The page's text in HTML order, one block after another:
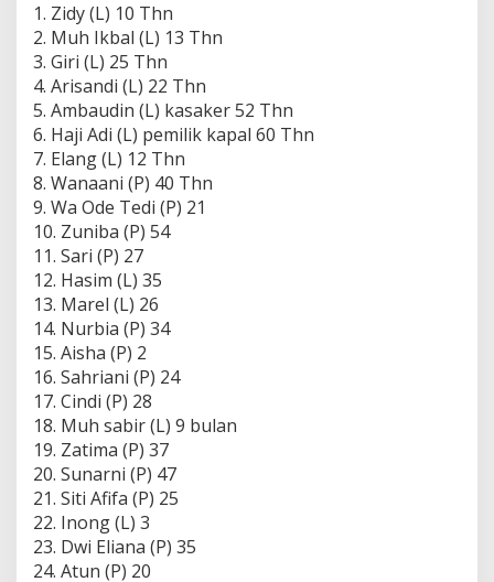
1. Zidy (L) 10 Thn
2. Muh Ikbal (L) 13 Thn
3. Giri (L) 25 Thn
4. Arisandi (L) 22 Thn
5. Ambaudin (L) kasaker 52 Thn
6. Haji Adi (L) pemilik kapal 60 Thn
7. Elang (L) 12 Thn
8. Wanaani (P) 40 Thn
9. Wa Ode Tedi (P) 21
10. Zuniba (P) 54
11. Sari (P) 27
12. Hasim (L) 35
13. Marel (L) 26
14. Nurbia (P) 34
15. Aisha (P) 2
16. Sahriani (P) 24
17. Cindi (P) 28
18. Muh sabir (L) 9 bulan
19. Zatima (P) 37
20. Sunarni (P) 47
21. Siti Afifa (P) 25
22. Inong (L) 3
23. Dwi Eliana (P) 35
24. Atun (P) 20